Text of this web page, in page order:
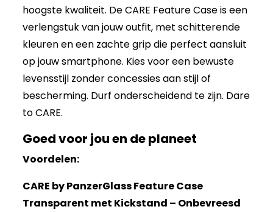
hoogste kwaliteit. De CARE Feature Case is een
verlengstuk van jouw outfit, met schitterende
kleuren en een zachte grip die perfect aansluit
op jouw smartphone. Kies voor een bewuste
levensstijl zonder concessies aan stijl of
bescherming. Durf onderscheidend te zijn. Dare
to CARE.
Goed voor jou en de planeet
Voordelen:
CARE by PanzerGlass Feature Case
Transparent met Kickstand – Onbevreesd